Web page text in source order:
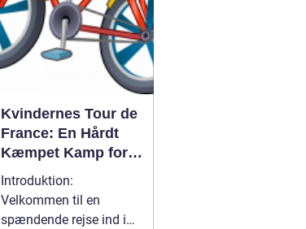
u...
Kvindernes Tour de
France: En Hårdt
Kæmpet Kamp for
Ligestilling på
Cykelscenen
Introduktion:
Velkommen til en
spændende rejse ind i